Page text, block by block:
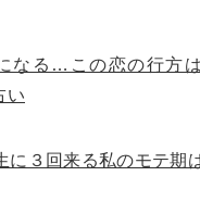
なる…この恋の行方
い
に３回来る私のモテ期